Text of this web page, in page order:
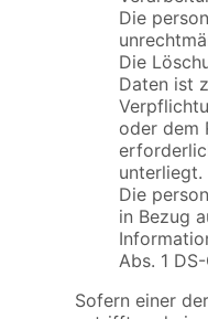
Die
Die
Daten ist
oder dem
unterliegt.
Die
in Bezug
Abs. 1
Sofern einer